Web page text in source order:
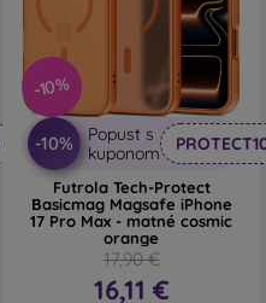
-10%
-10%
Popust s
kuponom
Futrola Tech-Protect
Basicmag Magsafe iPhone
17 Pro Max - matné cosmic
orange
17,90 €
16,11 €